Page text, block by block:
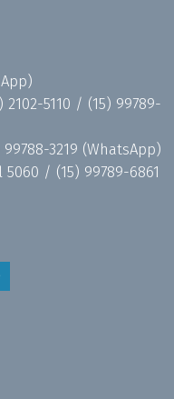
2102-5110 / (15) 99789-
99788-3219 (WhatsApp)
5060 / (15) 99789-6861